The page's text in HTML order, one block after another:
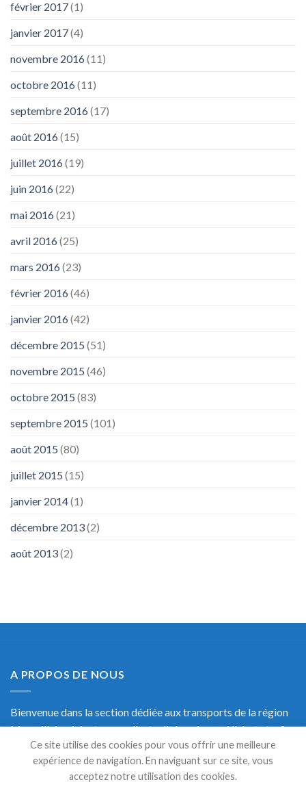
février 2017(1)
janvier 2017(4)
novembre 2016(11)
octobre 2016(11)
septembre 2016(17)
août 2016(15)
juillet 2016(19)
juin 2016(22)
mai 2016(21)
avril 2016(25)
mars 2016(23)
février 2016(46)
janvier 2016(42)
décembre 2015 (51)
novembre 2015 (46)
octobre 2015 (83)
septembre 2015 (101)
août 2015 (80)
juillet 2015 (15)
janvier 2014(1)
décembre 2013(2)
août 2013(2)
A PROPOS DE NOUS
Bienvenue dans la section dédiée aux transports de la région
Marseillaise, ici retrouvez l'actualité, mais aussi l'alerte trafic
en temps réel et une documentation précise sur les transports
de Marseille.
Ce site utilise des cookies pour vous offrir une meilleure
expérience de navigation. En naviguant sur ce site, vous
acceptez notre utilisation des cookies.